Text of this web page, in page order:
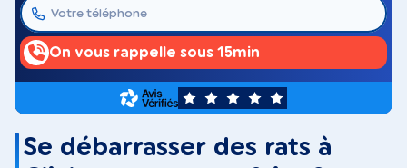
On vous rappelle sous 15min
5
Se débarrasser des rats à